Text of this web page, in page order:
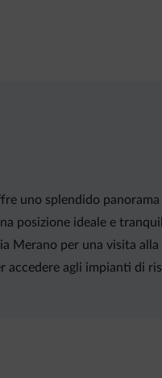
uno splendido
posizione ideale e
Merano per una visita
accedere agli impianti di